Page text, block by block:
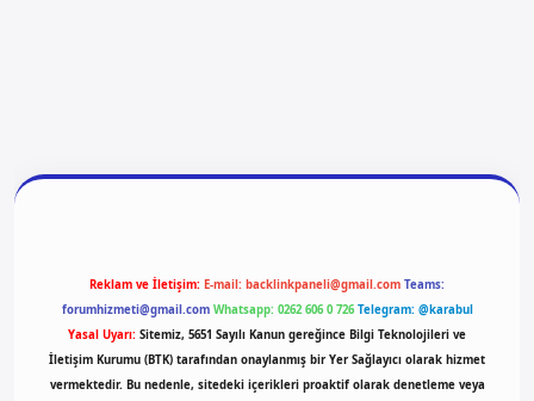
Reklam ve İletişim: E-mail: backlinkpaneli@gmail.com Teams:
forumhizmeti@gmail.com Whatsapp: 0262 606 0 726 Telegram: @karabul
Yasal Uyarı: Sitemiz, 5651 Sayılı Kanun gereğince Bilgi Teknolojileri ve
İletişim Kurumu (BTK) tarafından onaylanmış bir Yer Sağlayıcı olarak hizmet
vermektedir. Bu nedenle, sitedeki içerikleri proaktif olarak denetleme veya